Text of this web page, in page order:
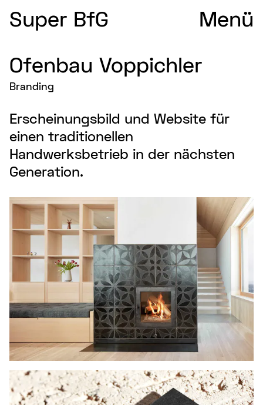
Super BfG Menü
Ofenbau Voppichler
Branding
Erscheinungsbild und Website für
einen traditionellen
Handwerksbetrieb in der nächsten
Generation.